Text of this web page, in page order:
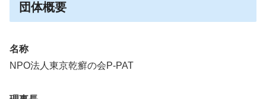
団体概要
名称
NPO法人東京乾癬の会P-PAT